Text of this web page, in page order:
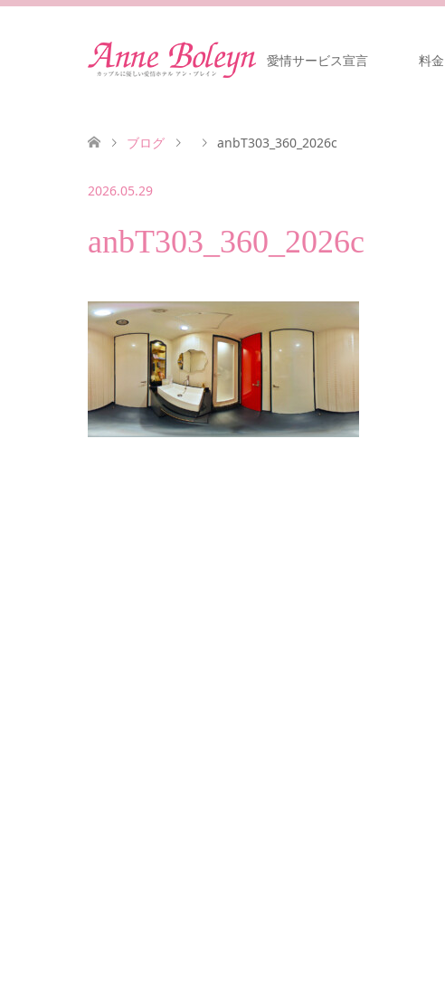
愛情サービス宣言 料金
ブログ anbT303_360_2026c
2026.05.29
anbT303_360_2026c